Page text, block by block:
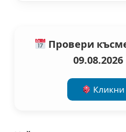
Провери
09.08.2026
Кликни